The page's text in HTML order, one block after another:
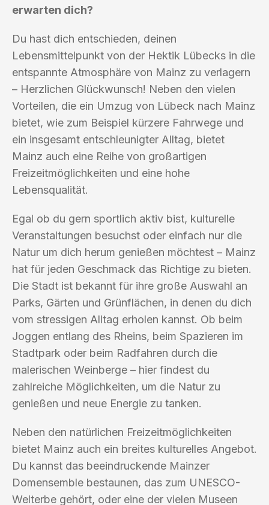
erwarten dich?
Du hast dich entschieden, deinen
Lebensmittelpunkt von der Hektik Lübecks in die
entspannte Atmosphäre von Mainz zu verlagern
– Herzlichen Glückwunsch! Neben den vielen
Vorteilen, die ein Umzug von Lübeck nach Mainz
bietet, wie zum Beispiel kürzere Fahrwege und
ein insgesamt entschleunigter Alltag, bietet
Mainz auch eine Reihe von großartigen
Freizeitmöglichkeiten und eine hohe
Lebensqualität.
Egal ob du gern sportlich aktiv bist, kulturelle
Veranstaltungen besuchst oder einfach nur die
Natur um dich herum genießen möchtest – Mainz
hat für jeden Geschmack das Richtige zu bieten.
Die Stadt ist bekannt für ihre große Auswahl an
Parks, Gärten und Grünflächen, in denen du dich
vom stressigen Alltag erholen kannst. Ob beim
Joggen entlang des Rheins, beim Spazieren im
Stadtpark oder beim Radfahren durch die
malerischen Weinberge – hier findest du
zahlreiche Möglichkeiten, um die Natur zu
genießen und neue Energie zu tanken.
Neben den natürlichen Freizeitmöglichkeiten
bietet Mainz auch ein breites kulturelles Angebot.
Du kannst das beeindruckende Mainzer
Domensemble bestaunen, das zum UNESCO-
Welterbe gehört, oder eine der vielen Museen